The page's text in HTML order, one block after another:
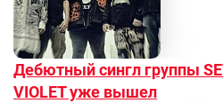
Дебютный сингл группы
VIOLET уже вышел